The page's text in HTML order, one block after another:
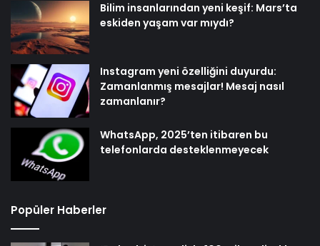
Bilim insanlarından yeni keşif: Mars’ta
eskiden yaşam var mıydı?
Instagram yeni özelliğini duyurdu:
Zamanlanmış mesajlar! Mesaj nasıl
zamanlanır?
WhatsApp, 2025’ten itibaren bu
telefonlarda desteklenmeyecek
Popüler Haberler